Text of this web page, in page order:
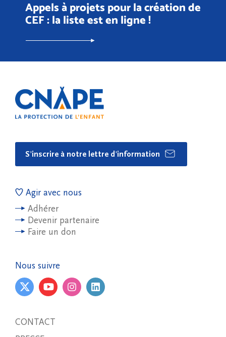
Appels à projets pour la création de
CEF : la liste est en ligne !
S'inscrire à notre lettre d'information
Agir avec nous
Adhérer
Devenir partenaire
Faire un don
Nous suivre
CONTACT